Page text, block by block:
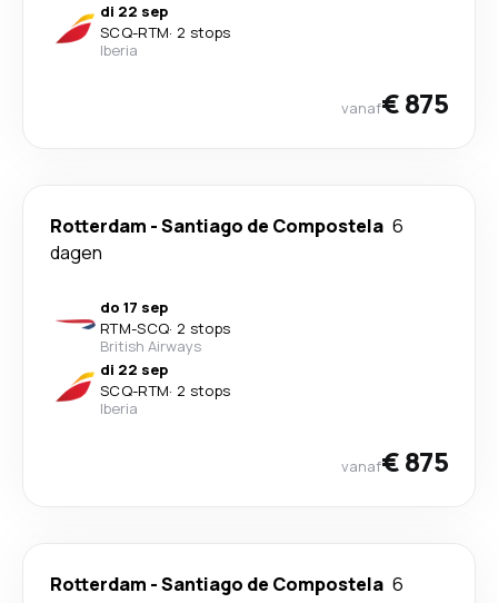
di 22 sep
SCQ-RTM· 2 stops
Iberia
vanaf€ 875
Rotterdam -Santiago de Compostela 6
dagen
do 17 sep
RTM-SCQ· 2 stops
British Airways
di 22 sep
SCQ-RTM· 2 stops
Iberia
vanaf€ 875
Rotterdam -Santiago de Compostela 6